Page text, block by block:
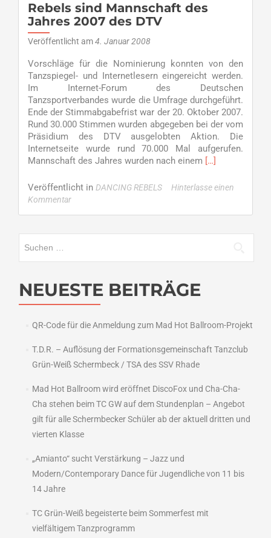
Rebels sind Mannschaft des
Jahres 2007 des DTV
Veröffentlicht am4. Januar 2008
Vorschläge für die Nominierung konnten von den
Tanzspiegel- und Internetlesern eingereicht werden.
Im Internet-Forum des Deutschen
Tanzsportverbandes wurde die Umfrage durchgeführt.
Ende der Stimmabgabefrist war der 20. Oktober 2007.
Rund 30.000 Stimmen wurden abgegeben bei der vom
Präsidium des DTV ausgelobten Aktion. Die
Internetseite wurde rund 70.000 Mal aufgerufen.
Mannschaft des Jahres wurden nach einem Read
about
des
[…]
Veröffentlicht in DANCING REBELS
Hinterlasse einen
Kommentar
NEUESTE BEITRÄGE
QR-Code für die Anmeldung zum Mad Hot Ballroom-Projekt
T.D.R. – Auflösung der Formationsgemeinschaft Tanzclub
Grün-Weiß Schermbeck / TSA des SSV Rhade
Mad Hot Ballroom wird eröffnet DiscoFox und Cha-Cha-
Cha stehen beim TC GW auf dem Stundenplan – Angebot
gilt für alle Schermbecker Schüler ab der aktuell dritten und
vierten Klasse
„Amianto“ sucht Verstärkung – Jazz und
Modern/Contemporary Dance für Jugendliche von 11 bis
14 Jahre
TC Grün-Weiß begeisterte beim Sommerfest mit
vielfältigem Tanzprogramm